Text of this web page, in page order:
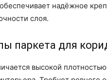
надёжное
слоя.
паркета для
высокой